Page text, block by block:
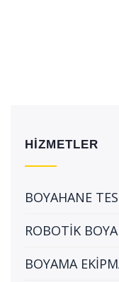
HİZMETLER
BOYAHANE
ROBOTİK
BOYAMA